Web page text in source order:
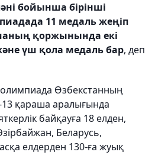
бойынша бірінші
11 медаль жеңіп
қоржынында екі
үш қола медаль бар, деп
Өзбекстанның
қараша аралығында
байқауға 18 елден,
Беларусь,
елдерден 130-ға жуық